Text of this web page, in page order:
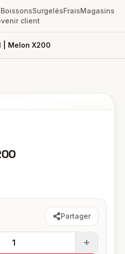
BoissonsSurgelésFraisMagasins
client
| Melon X200
Partager
1